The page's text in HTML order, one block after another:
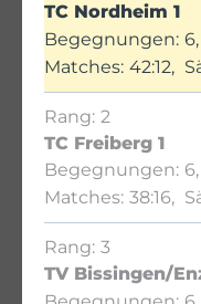
TC Nordheim 1
6
42:12
2
TC Freiberg 1
6
38:16
3
TV Bissingen/